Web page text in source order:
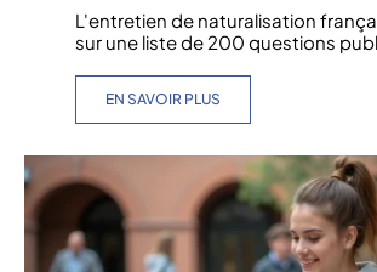
L'entretien de naturalisation
sur une liste de 200 questions
EN SAVOIR PLUS